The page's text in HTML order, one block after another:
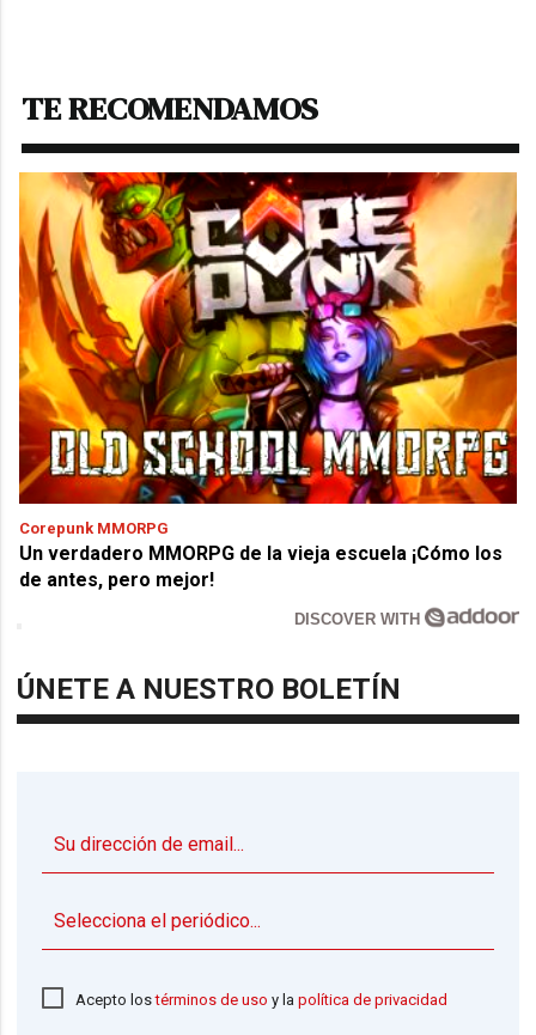
TE RECOMENDAMOS
Corepunk MMORPG
Un verdadero MMORPG de la vieja escuela ¡Cómo los
de antes, pero mejor!
DISCOVER WITH
ÚNETE A NUESTRO BOLETÍN
Acepto lostérminos de uso y lapolítica de privacidad